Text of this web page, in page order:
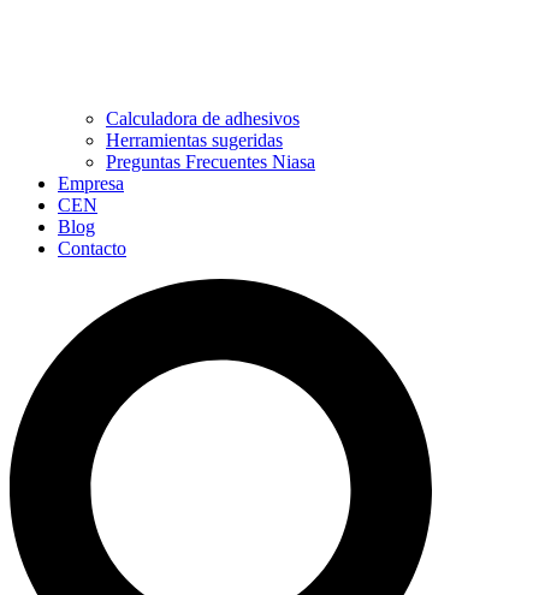
Calculadora de adhesivos
Herramientas sugeridas
Preguntas Frecuentes Niasa
Empresa
CEN
Blog
Contacto